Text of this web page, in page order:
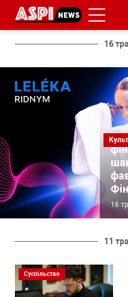
16
16
11
Суспільство
#ООС
#боротьба
корупцією
#ДФС